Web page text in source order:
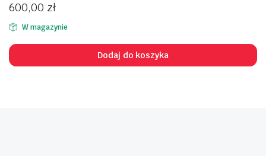
600,00 zł
W magazynie
Dodaj do koszyka